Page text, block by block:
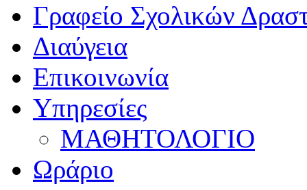
Γραφείο Σχολικών
Διαύγεια
Επικοινωνία
Υπηρεσίες
ΜΑΘΗΤΟΛΟΓΙΟ
Ωράριο